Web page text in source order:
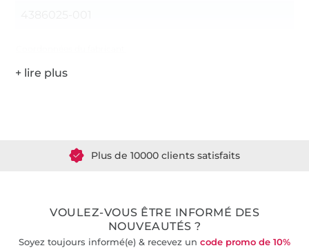
Plus de 10000 clients satisfaits
VOULEZ-VOUS ÊTRE INFORMÉ DES
NOUVEAUTÉS ?
Soyez toujours informé(e) & recevez un code promo de 10%